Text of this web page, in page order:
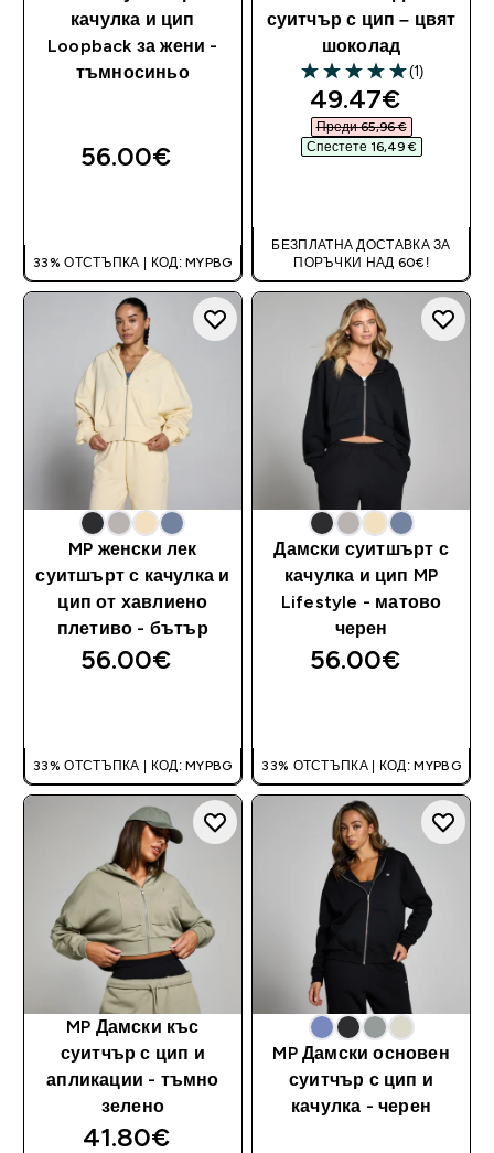
качулка и цип
Loopback за жени -
тъмносиньо
56.00€‎
33% ОТСТЪПКА | КОД: MYPBG
суитчър с цип – цвят
шоколад
5 out of 5 stars
(1)
discounted
49.47€‎
Преди 65,96 €‎
Спестете 16,49 €‎
БЕЗПЛАТНА ДОСТАВКА ЗА
ПОРЪЧКИ НАД 60€!
MP женски лек
суитшърт с качулка и
цип от хавлиено
плетиво - бътър
56.00€‎
33% ОТСТЪПКА | КОД: MYPBG
Дамски суитшърт с
качулка и цип MP
Lifestyle - матово
черен
56.00€‎
33% ОТСТЪПКА | КОД: MYPBG
MP Дамски къс
суитчър с цип и
апликации - тъмно
зелено
discounted price
41.80€‎
MP Дамски основен
суитчър с цип и
качулка - черен